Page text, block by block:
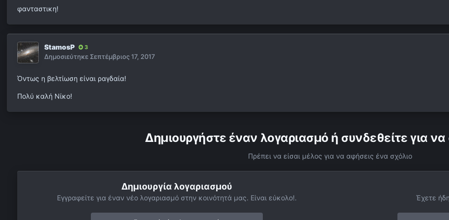
φανταστικη!
StamosP 3
Δημοσιεύτηκε Σεπτέμβριος 17, 2017
Όντως η βελτίωση είναι ραγδαία!
Πολύ καλή Νίκο!
Δημιουργήστε έναν λογαριασμό ή συνδεθείτε για να
Πρέπει να είσαι μέλος για να αφήσεις ένα σχόλιο
Δημιουργία λογαριασμού
Εγγραφείτε για έναν νέο λογαριασμό στην κοινότητά μας. Είναι εύκολο!. Έχετε